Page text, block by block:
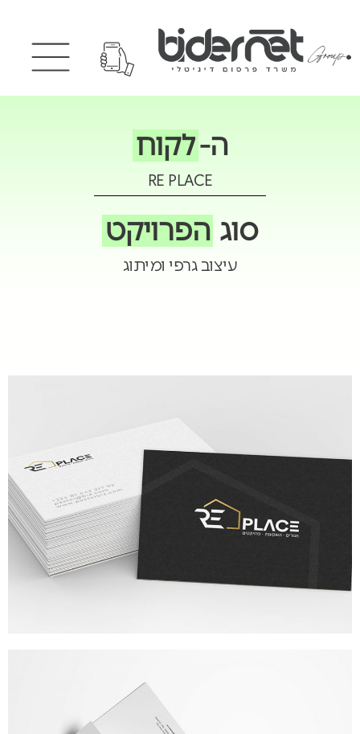
ה-לקוח
RE PLACE
סוג הפרויקט
עיצוב גרפי ומיתוג